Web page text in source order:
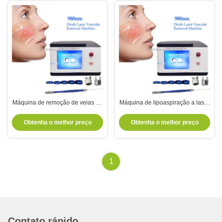
Máquina de remoção de veias de
Laser de diodo com
Obtenha o melhor preço
Máquina de lipoaspiração a laser
remoção de veias varicosas nas
Obtenha o melhor preço
1